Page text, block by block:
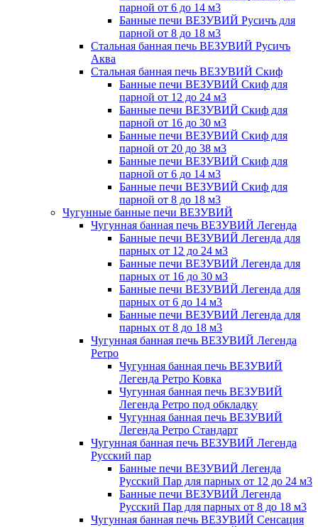
парной от 6 до 14 м3
Банные печи ВЕЗУВИЙ Русичъ для
парной от 8 до 18 м3
Стальная банная печь ВЕЗУВИЙ Русичъ
Аква
Стальная банная печь ВЕЗУВИЙ Скиф
Банные печи ВЕЗУВИЙ Скиф для
парной от 12 до 24 м3
Банные печи ВЕЗУВИЙ Скиф для
парной от 16 до 30 м3
Банные печи ВЕЗУВИЙ Скиф для
парной от 20 до 38 м3
Банные печи ВЕЗУВИЙ Скиф для
парной от 6 до 14 м3
Банные печи ВЕЗУВИЙ Скиф для
парной от 8 до 18 м3
Чугунные банные печи ВЕЗУВИЙ
Чугунная банная печь ВЕЗУВИЙ Легенда
Банные печи ВЕЗУВИЙ Легенда для
парных от 12 до 24 м3
Банные печи ВЕЗУВИЙ Легенда для
парных от 16 до 30 м3
Банные печи ВЕЗУВИЙ Легенда для
парных от 6 до 14 м3
Банные печи ВЕЗУВИЙ Легенда для
парных от 8 до 18 м3
Чугунная банная печь ВЕЗУВИЙ Легенда
Ретро
Чугунная банная печь ВЕЗУВИЙ
Легенда Ретро Ковка
Чугунная банная печь ВЕЗУВИЙ
Легенда Ретро под обкладку
Чугунная банная печь ВЕЗУВИЙ
Легенда Ретро Стандарт
Чугунная банная печь ВЕЗУВИЙ Легенда
Русский пар
Банные печи ВЕЗУВИЙ Легенда
Русский Пар для парных от 12 до 24 м3
Банные печи ВЕЗУВИЙ Легенда
Русский Пар для парных от 8 до 18 м3
Чугунная банная печь ВЕЗУВИЙ Сенсация